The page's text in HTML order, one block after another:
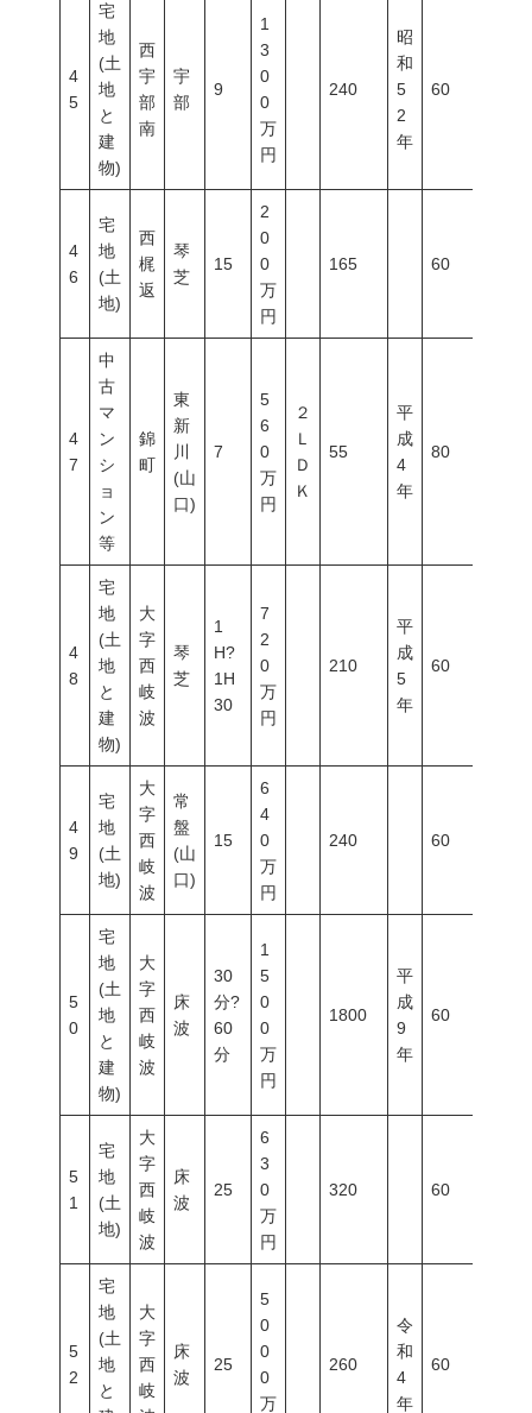
4
5
宅
地
(土
地
と
建
物)
西
宇
部
南
宇
部
9
1
3
0
0
万
円
240
昭
和
5
2
年
60
4
6
宅
地
(土
地)
西
梶
返
琴
芝
15
2
0
0
万
円
165 60
4
7
中
古
マ
ン
シ
ョ
ン
等
錦
町
東
新
川
(山
口)
7
5
6
0
万
円
２
Ｌ
Ｄ
Ｋ
55
平
成
4
年
80
4
8
宅
地
(土
地
と
建
物)
大
字
西
岐
波
琴
芝
1
H?
1H
30
7
2
0
万
円
210
平
成
5
年
60
4
9
宅
地
(土
地)
大
字
西
岐
波
常
盤
(山
口)
15
6
4
0
万
円
240 60
5
0
宅
地
(土
地
と
建
物)
大
字
西
岐
波
床
波
30
分?
60
分
1
5
0
0
万
円
1800
平
成
9
年
60
5
1
宅
地
(土
地)
大
字
西
岐
波
床
波
25
6
3
0
万
円
320 60
5
2
宅
地
(土
地
と
大
字
西
岐
床
波
25
5
0
0
0
万
260
令
和
4
年
60